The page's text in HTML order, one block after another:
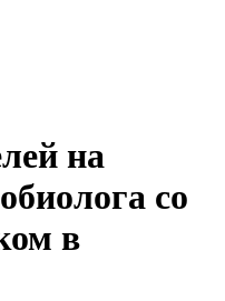
на
со
в